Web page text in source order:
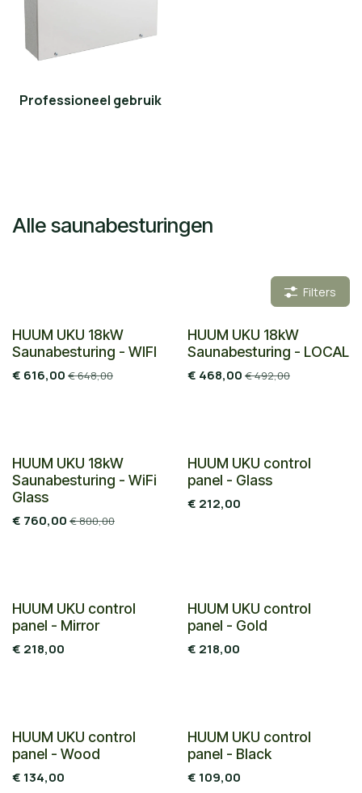
Professioneel gebruik
Alle saunabesturingen
Filters
HUUM UKU 18kW
Saunabesturing - WIFI
€ 616,00 €648,00
HUUM UKU 18kW
Saunabesturing - LOCAL
€ 468,00 €492,00
HUUM UKU 18kW
Saunabesturing - WiFi
Glass
€ 760,00 €800,00
HUUM UKU control
panel - Glass
€ 212,00
HUUM UKU control
panel - Mirror
€ 218,00
HUUM UKU control
panel - Gold
€ 218,00
HUUM UKU control
panel - Wood
€ 134,00
HUUM UKU control
panel - Black
€ 109,00